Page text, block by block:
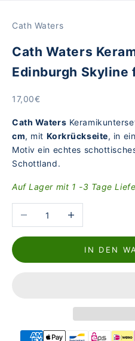
Cath Waters
Cath Waters
Edinburgh Skyline
Angebot
17,00€
Cath Waters
cm, mit Korkrückseite, in
Motiv ein echtes
Schottland.
Auf Lager mit 1 -3 Tage
Anzahl verringernAnzahl erhöhen
IN DEN